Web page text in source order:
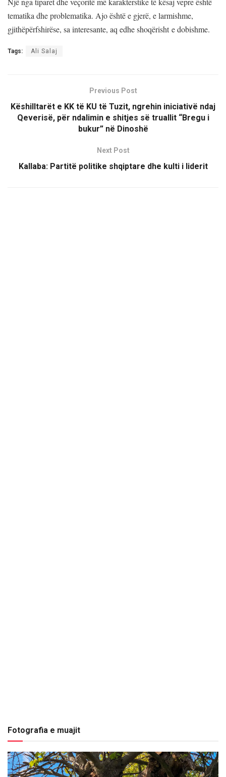
tematika dhe problematika. Ajo është e gjerë, e larmishme,
gjithëpërfshirëse, sa interesante, aq edhe shoqërisht e dobishme.
Tags: Ali Salaj
Previous Post
Këshilltarët e KK të KU të Tuzit, ngrehin iniciativë ndaj
Qeverisë, për ndalimin e shitjes së truallit “Bregu i
bukur” në Dinoshë
Next Post
Kallaba: Partitë politike shqiptare dhe kulti i liderit
Fotografia e muajit